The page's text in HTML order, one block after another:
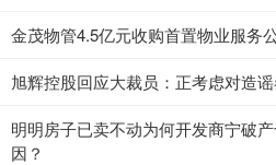
金茂物管4.5亿元收购首置物业服务
旭辉控股回应大裁员：正考虑对造
明明房子已卖不动为何开发商宁破
因？